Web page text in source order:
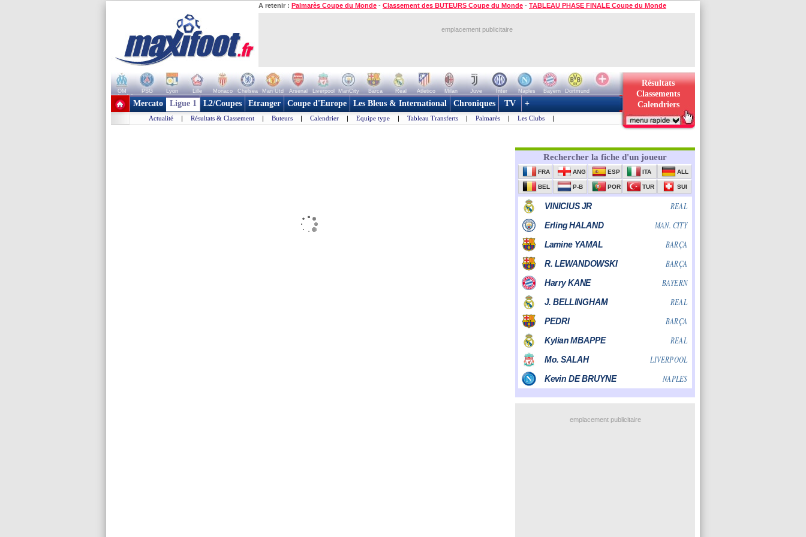
A retenir : Palmarès Coupe du Monde - Classement des BUTEURS Coupe du Monde - TABLEAU PHASE FINALE Coupe du Monde
emplacement publicitaire
OM PSG Lyon Lille Monaco Chelsea Man Utd Arsenal Liverpool ManCity Barca Real Atletico Milan Juve Inter Naples Bayern
Dortmund
+ de clubs
Résultats
Classements
Calendriers
Mercato Ligue 1 L2/Coupes Etranger Coupe d'Europe Les Bleus & International Chroniques TV +
Actualité | Résultats & Classement | Buteurs | Calendrier | Equipe type | Tableau Transferts | Palmarès | Les Clubs |
emplacement publicitaire